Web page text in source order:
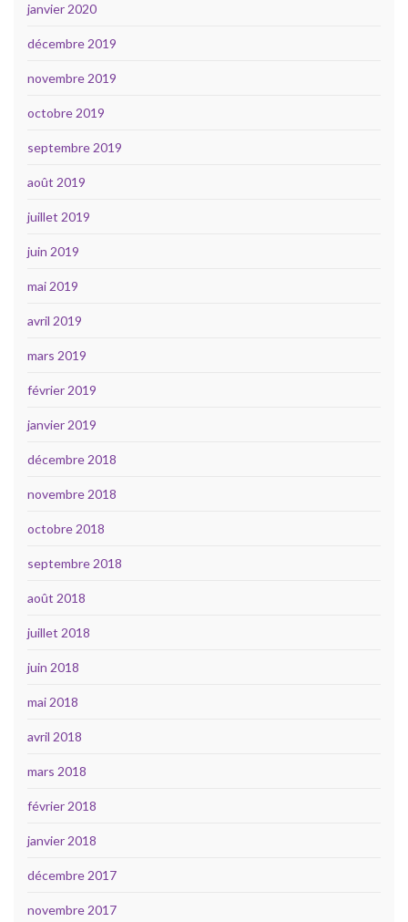
janvier 2020
décembre 2019
novembre 2019
octobre 2019
septembre 2019
août 2019
juillet 2019
juin 2019
mai 2019
avril 2019
mars 2019
février 2019
janvier 2019
décembre 2018
novembre 2018
octobre 2018
septembre 2018
août 2018
juillet 2018
juin 2018
mai 2018
avril 2018
mars 2018
février 2018
janvier 2018
décembre 2017
novembre 2017